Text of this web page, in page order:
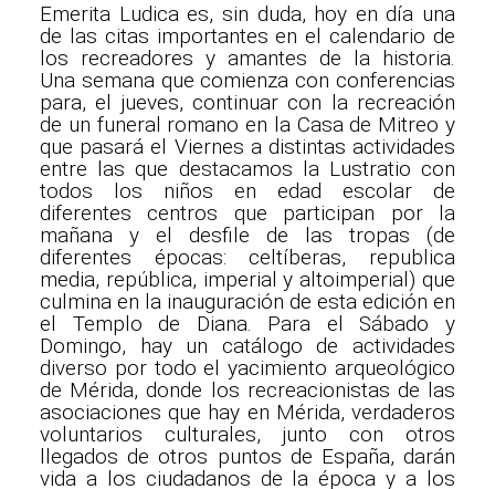
Emerita Ludica es, sin duda, hoy en día una
de las citas importantes en el calendario de
los recreadores y amantes de la historia.
Una semana que comienza con conferencias
para, el jueves, continuar con la recreación
de un funeral romano en la Casa de Mitreo y
que pasará el Viernes a distintas actividades
entre las que destacamos la Lustratio con
todos los niños en edad escolar de
diferentes centros que participan por la
mañana y el desfile de las tropas (de
diferentes épocas: celtíberas, republica
media, república, imperial y altoimperial) que
culmina en la inauguración de esta edición en
el Templo de Diana. Para el Sábado y
Domingo, hay un catálogo de actividades
diverso por todo el yacimiento arqueológico
de Mérida, donde los recreacionistas de las
asociaciones que hay en Mérida, verdaderos
voluntarios culturales, junto con otros
llegados de otros puntos de España, darán
vida a los ciudadanos de la época y a los